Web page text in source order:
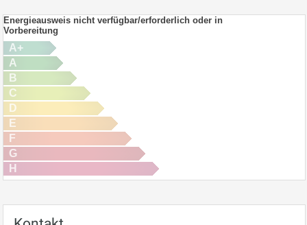
Energieausweis nicht verfügbar/erforderlich oder in
Vorbereitung
A+
A
B
C
D
E
F
G
H